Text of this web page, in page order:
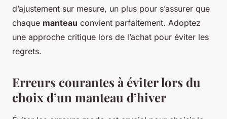
d’ajustement sur mesure, un plus pour s’assurer que
chaque manteau convient parfaitement. Adoptez
une approche critique lors de l’achat pour éviter les
regrets.
Erreurs courantes à éviter lors du
choix d’un manteau d’hiver